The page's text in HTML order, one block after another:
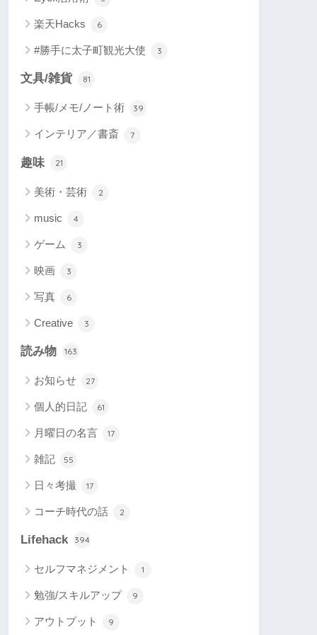
楽天Hacks 6
#勝手に太子町観光大使 3
文具/雑貨 81
手帳/メモ/ノート術 39
インテリア／書斎 7
趣味 21
美術・芸術 2
music 4
ゲーム 3
映画 3
写真 6
Creative 3
読み物 163
お知らせ 27
個人的日記 61
月曜日の名言 17
雑記 55
日々考撮 17
コーチ時代の話 2
Lifehack 394
セルフマネジメント 1
勉強/スキルアップ 9
アウトプット 9